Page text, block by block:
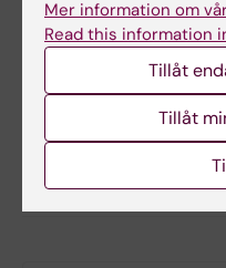
Felicia Lindberg 2022-05-18
Mer information om
Read this information
Tillåt
Tillåt